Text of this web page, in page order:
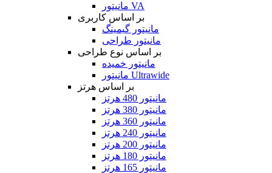
مانیتور VA
بر اساس کاربری
مانیتور گیمینگ
مانیتور طراحی
بر اساس نوع طراحی
مانیتور خمیده
مانیتور Ultrawide
بر اساس هرتز
مانیتور 480 هرتز
مانیتور 380 هرتز
مانیتور 360 هرتز
مانیتور 240 هرتز
مانیتور 200 هرتز
مانیتور 180 هرتز
مانیتور 165 هرتز